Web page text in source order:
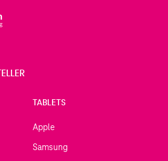
TABLETS
Apple
Samsung